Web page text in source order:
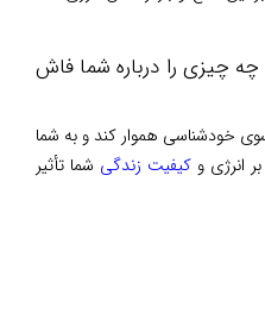
چه چیزی را درباره شما فاش
خودشناسی هموار کند و به شما
انرژی وکیفیت زندگی شما تأثیر